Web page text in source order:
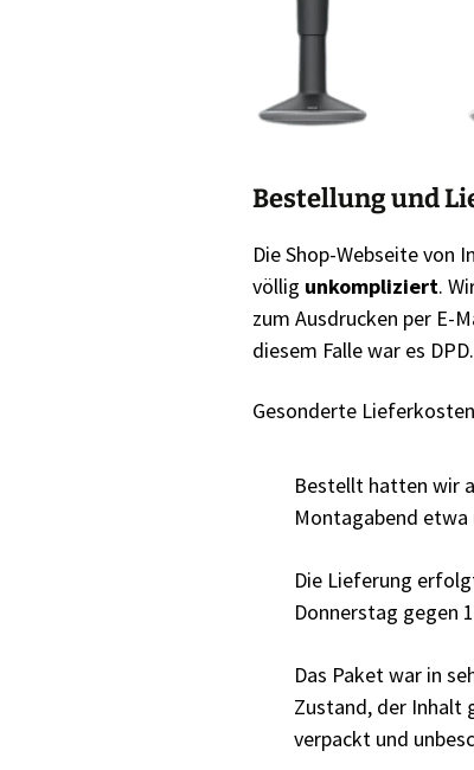
Bestellung und
Die Shop-Webseite von
völlig unkompliziert.
zum Ausdrucken per E-
diesem Falle war es DPD.
Gesonderte
Bestellt hatten wir
Montagabend etwa
Die Lieferung
Donnerstag gegen
Das Paket war in
Zustand, der Inhalt
verpackt und